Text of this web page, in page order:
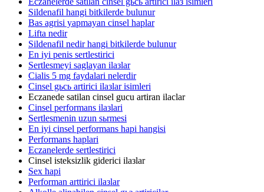
Sildenafil hangi bitkilerde bulunur
Bas agrisi yapmayan cinsel haplar
Lifta nedir
Sildenafil nedir hangi bitkilerde bulunur
En iyi penis sertlestirici
Sertlesmeyi saglayan ilaзlar
Cialis 5 mg faydalari nelerdir
Cinsel gьcь artirici ilaзlar isimleri
Eczanede satilan cinsel gucu artiran ilaclar
Cinsel performans ilaзlari
Sertlesmenin uzun sьrmesi
En iyi cinsel performans hapi hangisi
Performans haplari
Eczanelerde sertlestirici
Cinsel isteksizlik giderici ilaзlar
Sex hapi
Performan arttirici ilaзlar